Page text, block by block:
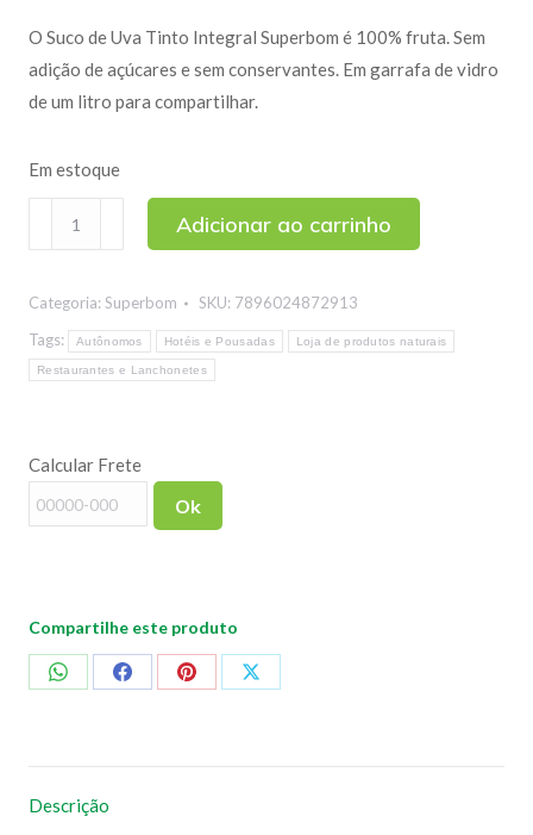
O Suco de Uva Tinto Integral Superbom é 100% fruta. Sem
adição de açúcares e sem conservantes. Em garrafa de vidro
de um litro para compartilhar.
Em estoque
de
Tinto
Integral
Superbom
Adicionar ao carrinho
Categoria: Superbom SKU: 7896024872913
Tags:
Autônomos Hotéis e Pousadas Loja de produtos naturais
Restaurantes e Lanchonetes
Calcular Frete
Ok
Compartilhe este produto
CompartilharCompartilharCompartilharCompartilhar
Descrição